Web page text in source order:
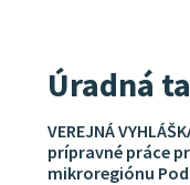
Úradná
VEREJNÁ
prípravné práce
mikroregiónu